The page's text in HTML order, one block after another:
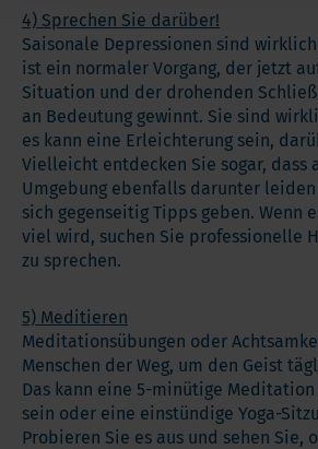
4) Sprechen Sie darüber!
Saisonale Depressionen sind
ist ein normaler Vorgang, der jetzt
Situation und der drohenden
an Bedeutung gewinnt. Sie sind
es kann eine Erleichterung sein,
Vielleicht entdecken Sie sogar, dass
Umgebung ebenfalls darunter
sich gegenseitig Tipps geben. Wenn
viel wird, suchen Sie professionelle
zu sprechen.
5) Meditieren
Meditationsübungen oder
Menschen der Weg, um den Geist
Das kann eine 5-minütige
sein oder eine einstündige Yoga-
Probieren Sie es aus und sehen Sie,